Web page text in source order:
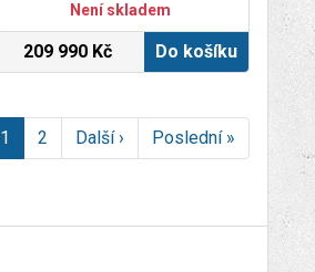
Není skladem
209 990 Kč Do košíku
1 2 Další › Poslední »